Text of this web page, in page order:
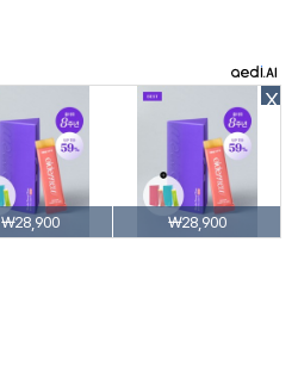
X
₩28,900 ₩28,900